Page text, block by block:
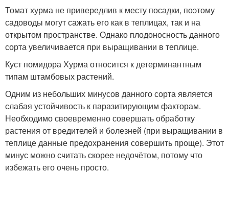
Томат хурма не привередлив к месту посадки, поэтому
садоводы могут сажать его как в теплицах, так и на
открытом пространстве. Однако плодоносность данного
сорта увеличивается при выращивании в теплице.
Куст помидора Хурма относится к детерминантным
типам штамбовых растений.
Одним из небольших минусов данного сорта является
слабая устойчивость к паразитирующим факторам.
Необходимо своевременно совершать обработку
растения от вредителей и болезней (при выращивании в
теплице данные предохранения совершить проще). Этот
минус можно считать скорее недочётом, потому что
избежать его очень просто.